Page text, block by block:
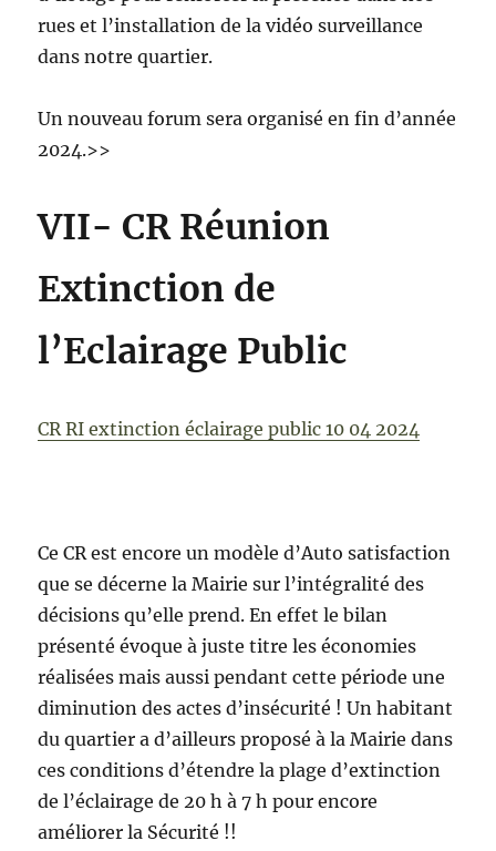
rues et l’installation de la vidéo surveillance
dans notre quartier.
Un nouveau forum sera organisé en fin d’année
2024.>>
VII- CR Réunion
Extinction de
l’Eclairage Public
CR RI extinction éclairage public 10 04 2024
Ce CR est encore un modèle d’Auto satisfaction
que se décerne la Mairie sur l’intégralité des
décisions qu’elle prend. En effet le bilan
présenté évoque à juste titre les économies
réalisées mais aussi pendant cette période une
diminution des actes d’insécurité ! Un habitant
du quartier a d’ailleurs proposé à la Mairie dans
ces conditions d’étendre la plage d’extinction
de l’éclairage de 20 h à 7 h pour encore
améliorer la Sécurité !!